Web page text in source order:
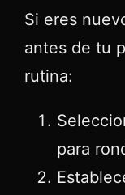
Si eres
antes de tu
rutina:
para